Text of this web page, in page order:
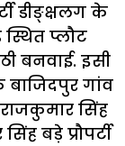
डीङ्क्षलग के
प्लौट
बनवाई. इसी
गांव
राजकुमार सिंह
बड़े प्रौपर्टी